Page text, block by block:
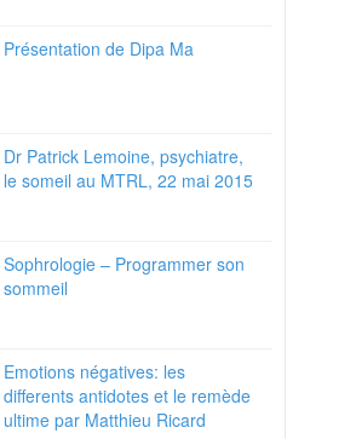
Présentation de Dipa Ma
Dr Patrick Lemoine, psychiatre,
le someil au MTRL, 22 mai 2015
Sophrologie – Programmer son
sommeil
Emotions négatives: les
differents antidotes et le remède
ultime par Matthieu Ricard